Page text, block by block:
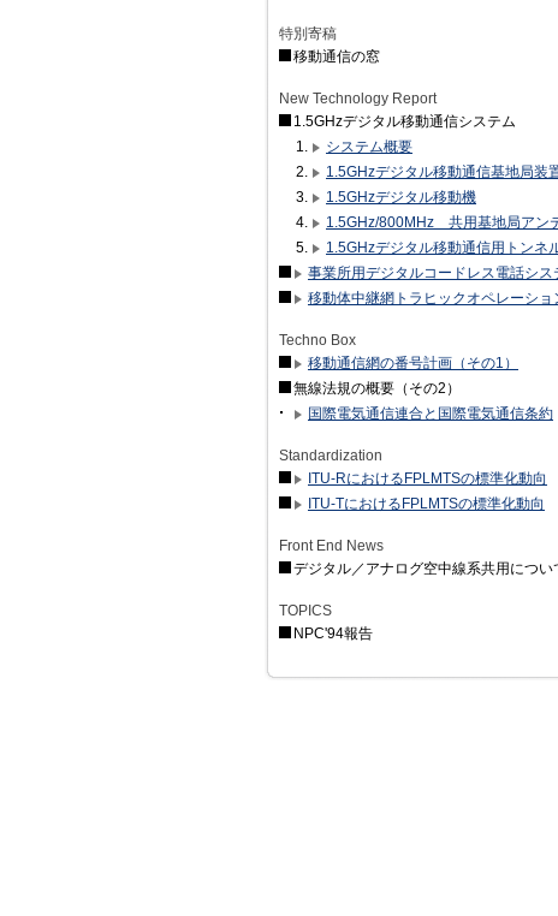
特別寄稿
移動通信の窓
New Technology Report
1.5GHzデジタル移動通信システム
システム概要
1.5GHzデジタル移動通信基地局装
1.5GHzデジタル移動機
1.5GHz/800MHz 共用基地局アン
1.5GHzデジタル移動通信用トンネ
事業所用デジタルコードレス電話シス
移動体中継網トラヒックオペレーシ
Techno Box
移動通信網の番号計画（その1）
無線法規の概要（その2）
国際電気通信連合と国際電気通信条約
Standardization
ITU-RにおけるFPLMTSの標準化動向
ITU-TにおけるFPLMTSの標準化動向
Front End News
デジタル／アナログ空中線系共用につい
TOPICS
NPC'94報告